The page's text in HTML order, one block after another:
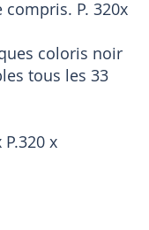
P. 320x
coloris noir
tous les 33
x